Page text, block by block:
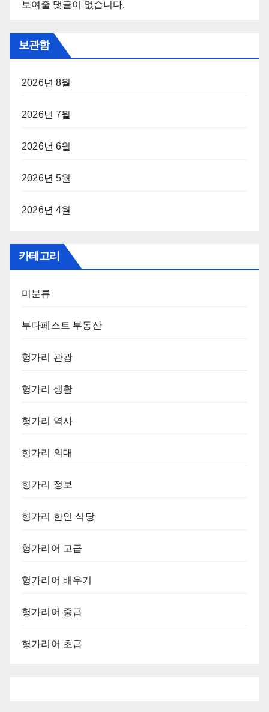
보여줄 댓글이 없습니다.
보관함
2026년 8월
2026년 7월
2026년 6월
2026년 5월
2026년 4월
카테고리
미분류
부다페스트 부동산
헝가리 관광
헝가리 생활
헝가리 역사
헝가리 의대
헝가리 정보
헝가리 한인 식당
헝가리어 고급
헝가리어 배우기
헝가리어 중급
헝가리어 초급